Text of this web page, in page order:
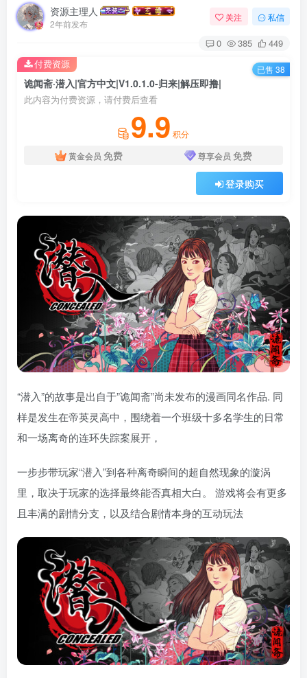
资源主理人
2年前发布
关注 私信
0 385 449
诡闻斋·潜入|官方中文|V1.0.1.0-归来|解压即撸|
此内容为付费资源，请付费后查看
9.9 积分
黄金会员 免费 尊享会员 免费
登录购买
付费资源 已售 38
“潜入”的故事是出自于”诡闻斋”尚未发布的漫画同名作品. 同
样是发生在帝英灵高中，围绕着一个班级十多名学生的日常
和一场离奇的连环失踪案展开，
一步步带玩家“潜入”到各种离奇瞬间的超自然现象的漩涡
里，取决于玩家的选择最终能否真相大白。 游戏将会有更多
且丰满的剧情分支，以及结合剧情本身的互动玩法